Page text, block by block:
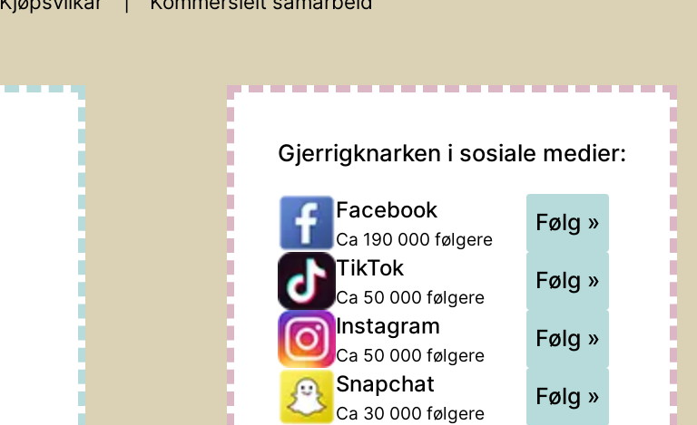
Gjerrigknarken i sosiale medier:
Facebook
Ca 190 000 følgere
Følg »
TikTok
Ca 50 000 følgere
Følg »
Instagram
Ca 50 000 følgere
Følg »
Snapchat
Ca 30 000 følgere
Følg »